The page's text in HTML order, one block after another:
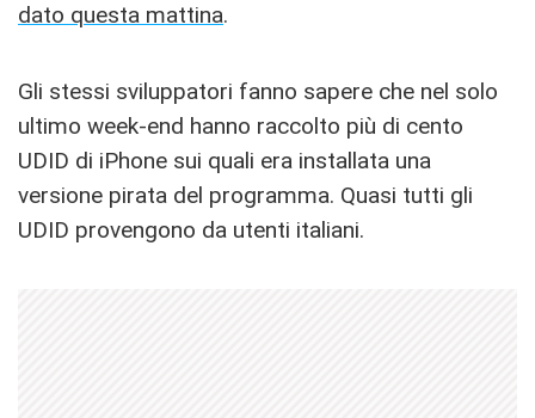
dato questa mattina.
Gli stessi sviluppatori fanno sapere che nel solo
ultimo week-end hanno raccolto più di cento
UDID di iPhone sui quali era installata una
versione pirata del programma. Quasi tutti gli
UDID provengono da utenti italiani.